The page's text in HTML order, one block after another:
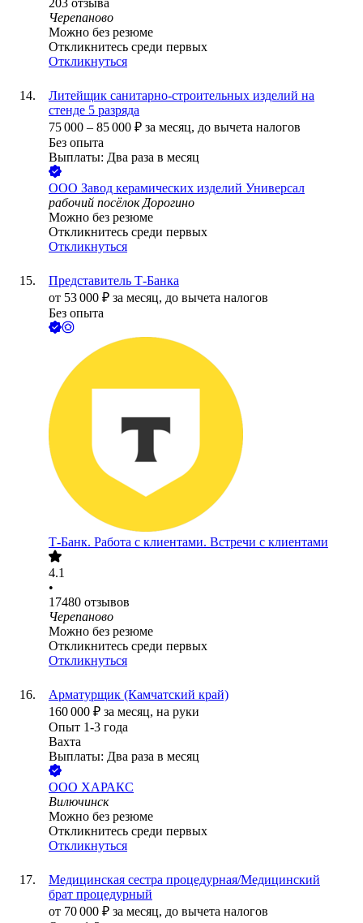
203 отзыва
Черепаново
Можно без резюме
Откликнитесь среди первых
Откликнуться
Литейщик санитарно-строительных изделий на
стенде 5 разряда
75 000 – 85 000 ₽ за месяц, до вычета налогов
Без опыта
Выплаты: Два раза в месяц
ООО Завод керамических изделий Универсал
рабочий посёлок Дорогино
Можно без резюме
Откликнитесь среди первых
Откликнуться
Представитель Т-Банка
от 53 000 ₽ за месяц, до вычета налогов
Без опыта
Т-Банк. Работа с клиентами. Встречи с клиентами
4.1
•
17480 отзывов
Черепаново
Можно без резюме
Откликнитесь среди первых
Откликнуться
Арматурщик (Камчатский край)
160 000 ₽ за месяц, на руки
Опыт 1-3 года
Вахта
Выплаты: Два раза в месяц
ООО ХАРАКС
Вилючинск
Можно без резюме
Откликнитесь среди первых
Откликнуться
Медицинская сестра процедурная/Медицинский
брат процедурный
от 70 000 ₽ за месяц, до вычета налогов